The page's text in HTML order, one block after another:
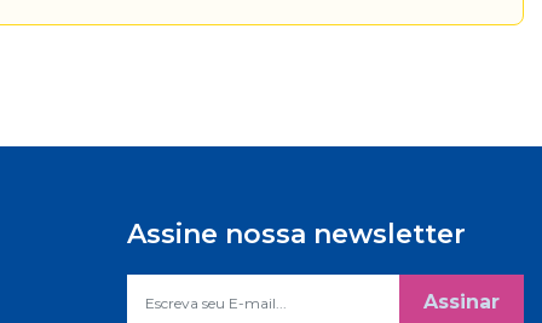
Assine nossa newsletter
Assinar